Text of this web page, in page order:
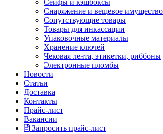
Сейфы и кэшбоксы
Снаряжение и вещевое имущество
Сопутствующие товары
Товары для инкассации
Упаковочные материалы
Хранение ключей
Чековая лента, этикетки, риббоны
Электронные пломбы
Новости
Статьи
Доставка
Контакты
Прайс-лист
Вакансии
Запросить прайс-лист